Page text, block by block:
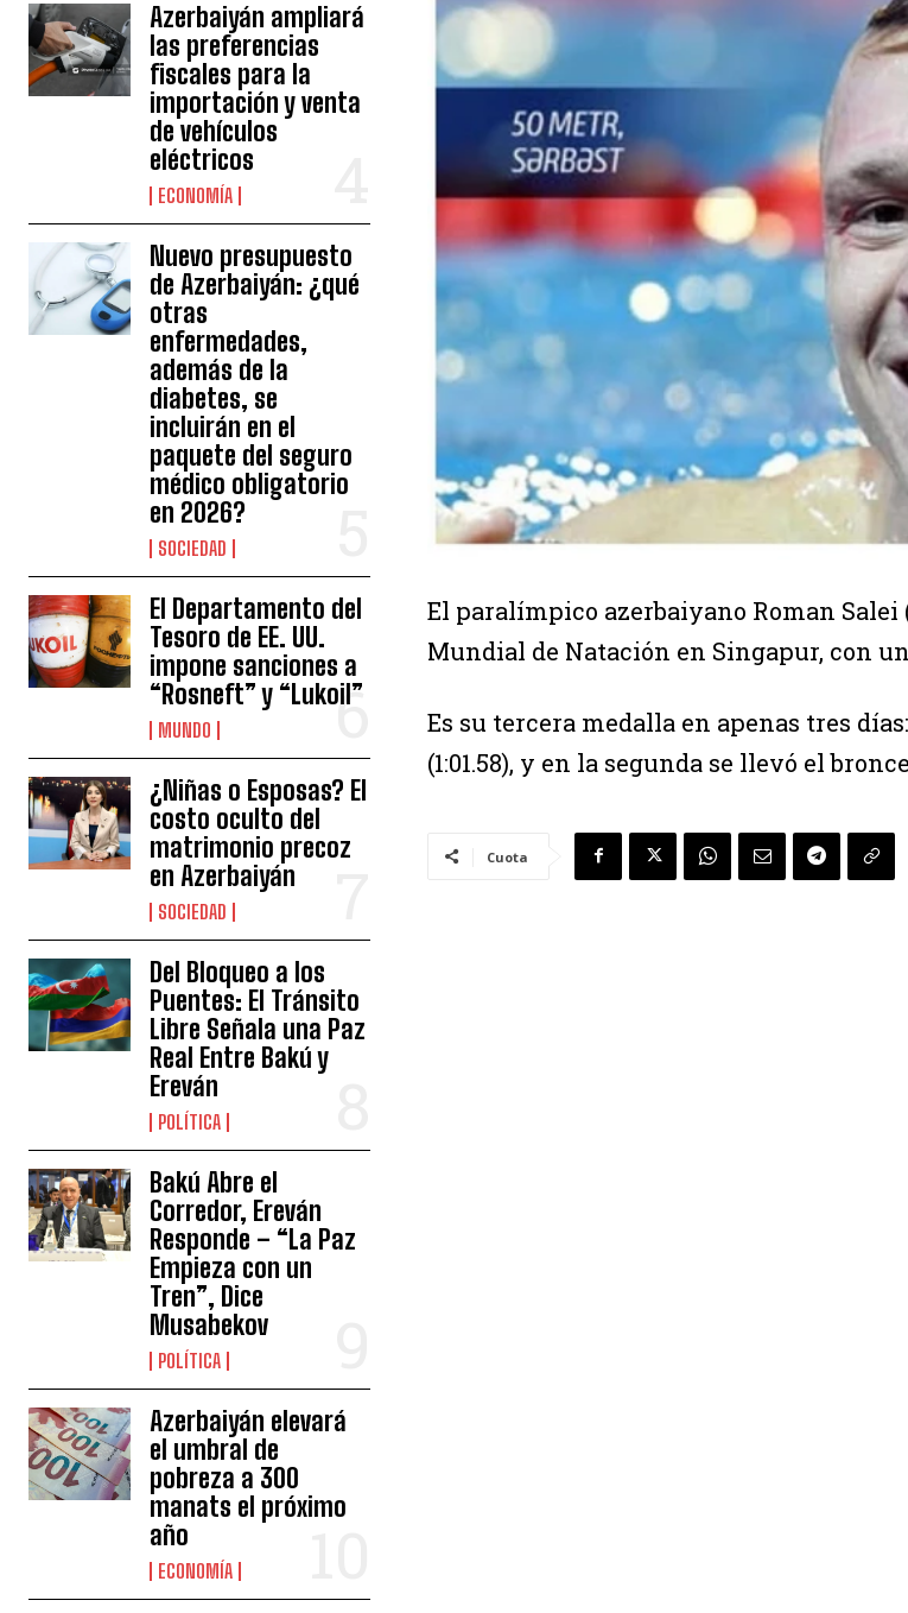
Azerbaiyán ampliará
las preferencias
fiscales para la
importación y venta
de vehículos
eléctricos
ECONOMÍA
Nuevo presupuesto
de Azerbaiyán: ¿qué
otras
enfermedades,
además de la
diabetes, se
incluirán en el
paquete del seguro
médico obligatorio
en 2026?
SOCIEDAD
El Departamento del
Tesoro de EE. UU.
impone sanciones a
“Rosneft” y “Lukoil”
MUNDO
¿Niñas o Esposas? El
costo oculto del
matrimonio precoz
en Azerbaiyán
SOCIEDAD
Del Bloqueo a los
Puentes: El Tránsito
Libre Señala una Paz
Real Entre Bakú y
Ereván
POLÍTICA
Bakú Abre el
Corredor, Ereván
Responde – “La Paz
Empieza con un
Tren”, Dice
Musabekov
POLÍTICA
Azerbaiyán elevará
el umbral de
pobreza a 300
manats el próximo
año
ECONOMÍA
El paralímpico azerbaiyano Roman Salei
Mundial de Natación en Singapur, con
Es su tercera medalla en apenas tres
(1:01.58), y en la segunda se llevó el
Cuota